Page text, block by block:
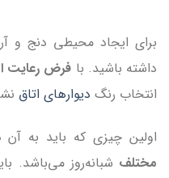
برای ایجاد محیطی دنج و
داشته باشید. با فرض رعایت
انتخاب رنگ دیوارهای اتاق
اولین چیزی که باید به آن
مختلف شبانه‌روز می‌باشد.